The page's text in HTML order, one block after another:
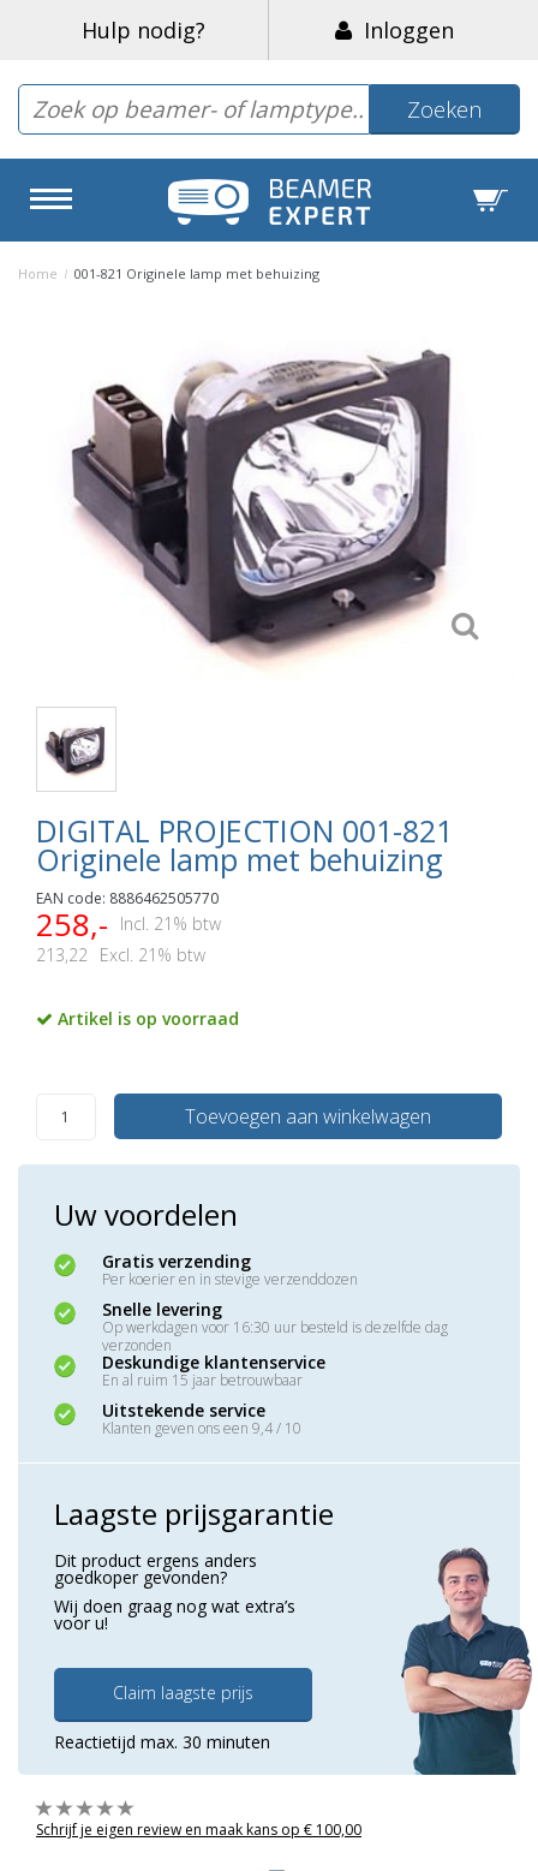
Hulp nodig? Inloggen
Zoeken
Home / 001-821 Originele lamp met behuizing
DIGITAL PROJECTION 001-821
Originele lamp met behuizing
EAN code: 8886462505770
258,-
Incl. 21% btw
213,22
Excl. 21% btw
Artikel is op voorraad
Toevoegen aan winkelwagen
Uw voordelen
Gratis verzending
Per koerier en in stevige verzenddozen
Snelle levering
Op werkdagen voor 16:30 uur besteld is dezelfde dag
verzonden
Deskundige klantenservice
En al ruim 15 jaar betrouwbaar
Uitstekende service
Klanten geven ons een 9,4 / 10
Laagste prijsgarantie
Dit product ergens anders
goedkoper gevonden?
Wij doen graag nog wat extra’s
voor u!
Claim laagste prijs
Reactietijd max. 30 minuten
Schrijf je eigen review en maak kans op € 100,00